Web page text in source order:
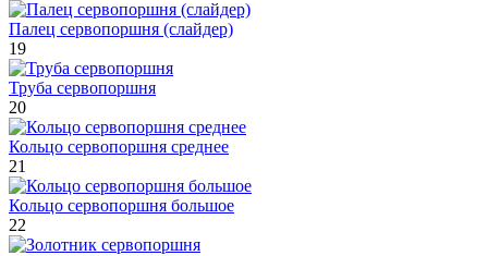
Палец сервопоршня (слайдер)
19
Труба сервопоршня
20
Кольцо сервопоршня среднее
21
Кольцо сервопоршня большое
22